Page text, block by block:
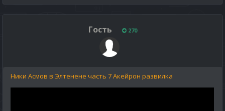
Гость 270
Ники Асмов в Элтенене часть 7 Акейрон развилка